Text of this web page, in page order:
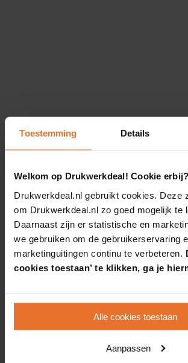
Toestemming Details
Welkom op Drukwerkdeal! Cookie erbij?
Drukwerkdeal.nl gebruikt cookies. Deze
om Drukwerkdeal.nl zo goed mogelijk te
Daarnaast zijn er statistische en
we gebruiken om de gebruikerservaring
marketinguitingen continu te verbeteren.
cookies toestaan’ te klikken, ga je
Alle cookies toestaan
Aanpassen